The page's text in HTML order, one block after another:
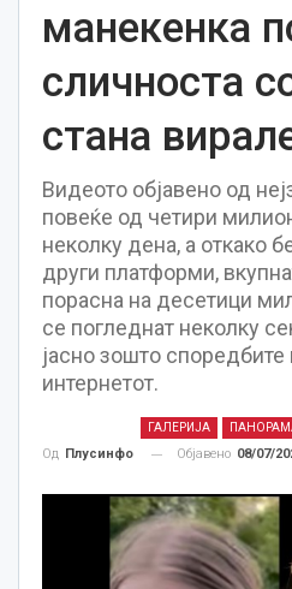
манекенка
сличноста
стана
Видеото објавено од
повеќе од четири
неколку дена, а откако
други платформи,
порасна на десетици
се погледнат неколку
јасно зошто споредбите
интернетот.
ГАЛЕРИЈА
Од Плусинфо Објавено 08/07/